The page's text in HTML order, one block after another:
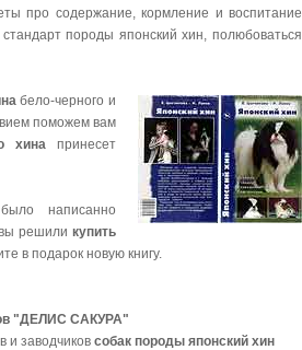
про содержание, кормление и воспитание
породы японский хин, полюбоваться
бело-черного и
поможем вам
хина принесет
написанно
решили купить
в подарок новую книгу.
"ДЕЛИС САКУРА"
и заводчиков собак породы японский хин